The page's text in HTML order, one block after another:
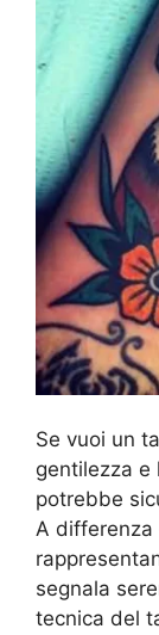
Se vuoi un
gentilezza e
potrebbe
A differenza
segnala
tecnica del